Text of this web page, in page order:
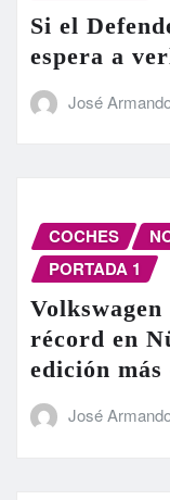
Si el
espera a
José
COCHES
PORTADA 1
récord en
edición más
José